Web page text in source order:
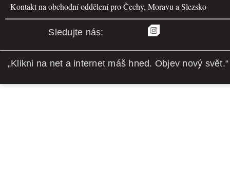
Kontakt na obchodní oddělení pro Čechy, Moravu a Slezsko
Sledujte nás:
„Klikni na net a internet máš hned. Objev nový svět.“